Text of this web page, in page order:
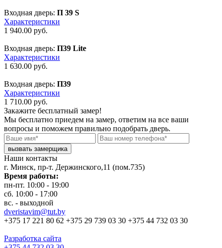
Входная дверь: П 39 S
Характеристики
1 940.00 руб.
Входная дверь: П39 Lite
Характеристики
1 630.00 руб.
Входная дверь: П39
Характеристики
1 710.00 руб.
Закажите бесплатный замер!
Мы бесплатно приедем на замер, ответим на все ваши
вопросы и поможем правильно подобрать дверь.
Наши контакты
г. Минск, пр-т. Держинского,11 (пом.735)
Время работы:
пн-пт. 10:00 - 19:00
сб. 10:00 - 17:00
вс. - выходной
dveristavim@tut.by
+375 17 221 80 62 +375 29 739 03 30 +375 44 732 03 30
Разработка сайта